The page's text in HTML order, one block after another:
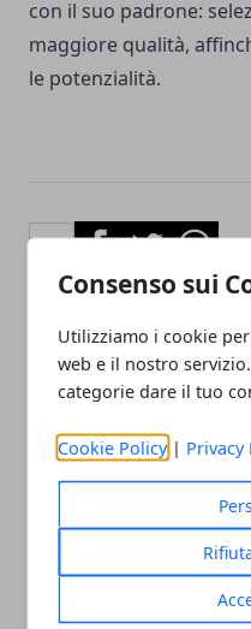
Consenso sui
Utilizziamo i cookie
web e il nostro
categorie dare il tuo
Cookie Policy | Privacy
con il suo padrone:
maggiore qualità,
le potenzialità.
Facebook
Twitter
Articolo Precedente
Adottare un cane: cosa
decisione